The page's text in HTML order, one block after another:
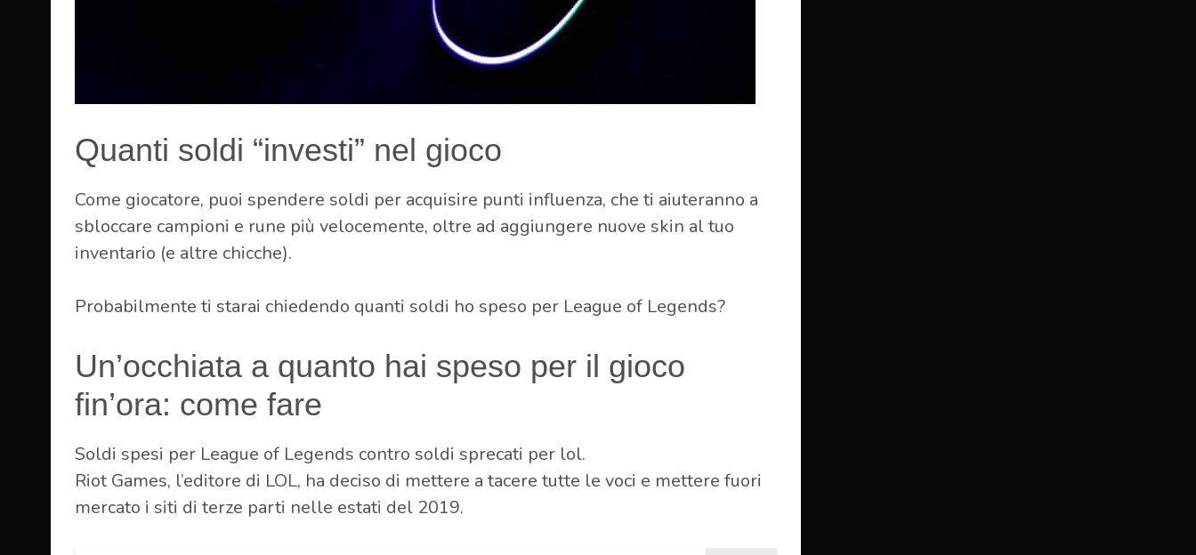
Quanti soldi “investi” nel gioco
Come giocatore, puoi spendere soldi per acquisire punti influenza, che ti aiuteranno a
sbloccare campioni e rune più velocemente, oltre ad aggiungere nuove skin al tuo
inventario (e altre chicche).
Probabilmente ti starai chiedendo quanti soldi ho speso per League of Legends?
Un’occhiata a quanto hai speso per il gioco
fin’ora: come fare
Soldi spesi per League of Legends contro soldi sprecati per lol.
Riot Games, l’editore di LOL, ha deciso di mettere a tacere tutte le voci e mettere fuori
mercato i siti di terze parti nelle estati del 2019.